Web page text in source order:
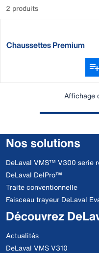
2 produits
Chaussettes Premium
Affichage
Nos solutions
DeLaval VMS™ V300 serie
DeLaval DelPro™
Traite conventionnelle
Faisceau trayeur DeLaval
Découvrez
Actualités
DeLaval VMS V310